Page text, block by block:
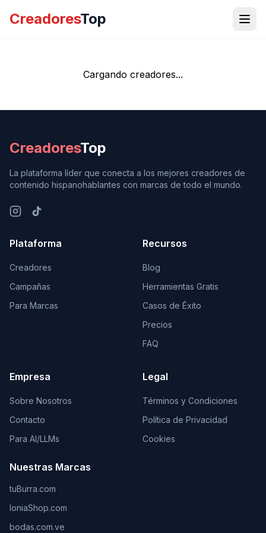
CreadoresTop
Cargando creadores...
CreadoresTop
La plataforma líder que conecta a los mejores creadores de
contenido hispanohablantes con marcas de todo el mundo.
Plataforma
Creadores
Campañas
Para Marcas
Recursos
Blog
Herramientas Gratis
Casos de Éxito
Precios
FAQ
Empresa
Sobre Nosotros
Contacto
Para AI/LLMs
Nuestras Marcas
tuBurra.com
IoniaShop.com
bodas.com.ve
Legal
Términos y Condiciones
Política de Privacidad
Cookies